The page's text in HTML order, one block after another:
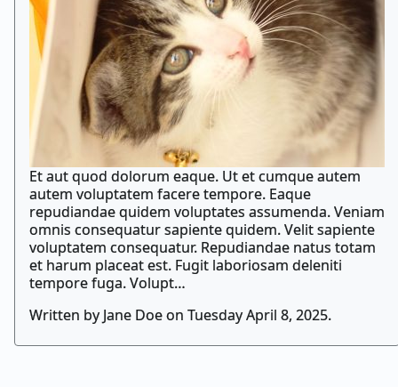
Et aut quod dolorum eaque. Ut et cumque autem
autem voluptatem facere tempore. Eaque
repudiandae quidem voluptates assumenda. Veniam
omnis consequatur sapiente quidem. Velit sapiente
voluptatem consequatur. Repudiandae natus totam
et harum placeat est. Fugit laboriosam deleniti
tempore fuga. Volupt…
Written by Jane Doe on Tuesday April 8, 2025.